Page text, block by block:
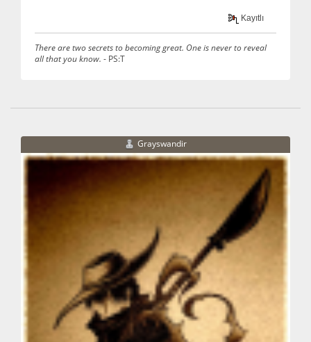
Kayıtlı
There are two secrets to becoming great. One is never to reveal
all that you know. - PS:T
Grayswandir